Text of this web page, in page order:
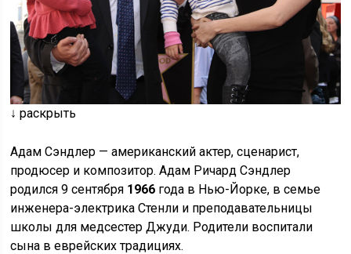
↓ раскрыть
Адам Сэндлер — американский актер, сценарист,
продюсер и композитор. Адам Ричард Сэндлер
родился 9 сентября 1966 года в Нью-Йорке, в семье
инженера-электрика Стенли и преподавательницы
школы для медсестер Джуди. Родители воспитали
сына в еврейских традициях.